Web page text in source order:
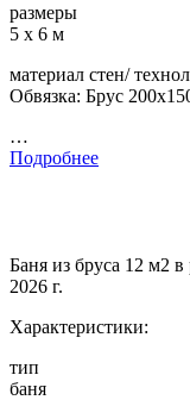
размеры
5 х 6 м
материал стен/
Обвязка: Брус
…
Подробнее
Баня из бруса 12 м2
2026 г.
Характеристики:
тип
баня